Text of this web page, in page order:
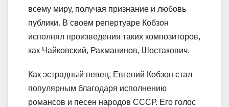
всему миру, получая признание и любовь
публики. В своем репертуаре Кобзон
исполнял произведения таких композиторов,
как Чайковский, Рахманинов, Шостакович.
Как эстрадный певец, Евгений Кобзон стал
популярным благодаря исполнению
романсов и песен народов СССР. Его голос